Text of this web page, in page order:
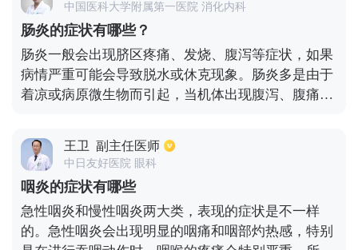
智力低下、反应迟钝等。
中国医科大学附属第一医院 消化内科
肠炎的症状有哪些？
肠炎一般会出现脐区疼痛、发烧、腹泻等症状，如果
病情严重可能会导致脱水或休克现象。肠炎多是由于
着凉或病原微生物而引起，当机体出现腹泻、腹痛、
并做针对性的治疗。尤其是老人和儿童，由于身体抵
抗力比较弱，以免由于不耐受而出现严重的脱水。
王卫 副主任医师
中日友好医院 眼科
咽炎的症状有哪些
急性咽炎和慢性咽炎两大类，表现的症状是不一样
的。急性咽炎会出现明显的咽痛和咽部灼热感，特别